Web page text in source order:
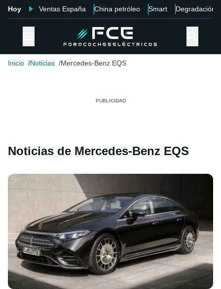
Hoy Ventas España China petróleo Smart Degradación
Inicio Noticias Mercedes-Benz EQS
Noticias de Mercedes-Benz EQS